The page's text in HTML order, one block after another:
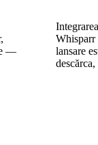
—
Whisparr
lansare